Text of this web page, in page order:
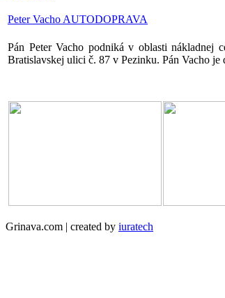
Peter Vacho AUTODOPRAVA
Pán Peter Vacho podniká v oblasti nákladnej
Bratislavskej ulici č. 87 v Pezinku. Pán Vacho
Grinava.com | created by iuratech